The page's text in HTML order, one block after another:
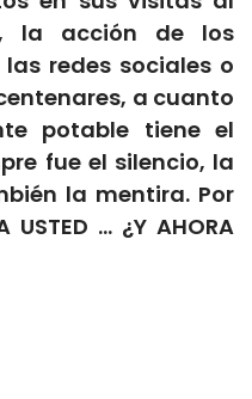
la acción de los
redes sociales o
a cuanto
potable tiene el
fue el silencio, la
la mentira. Por
USTED … ¿Y AHORA